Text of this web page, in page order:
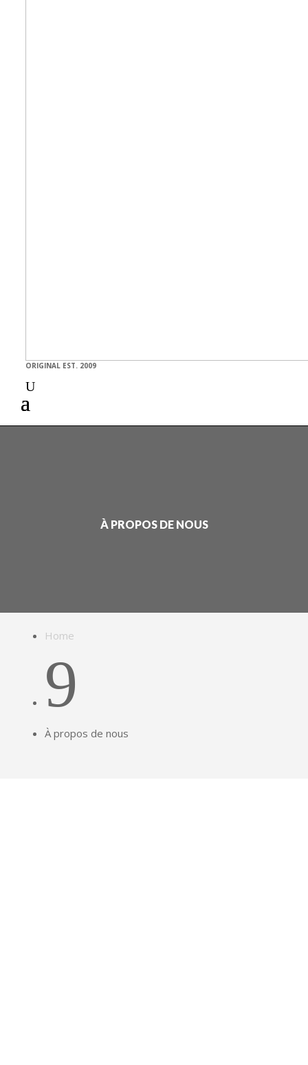
ORIGINAL EST. 2009
U
À PROPOS DE NOUS
Home
9
À propos de nous